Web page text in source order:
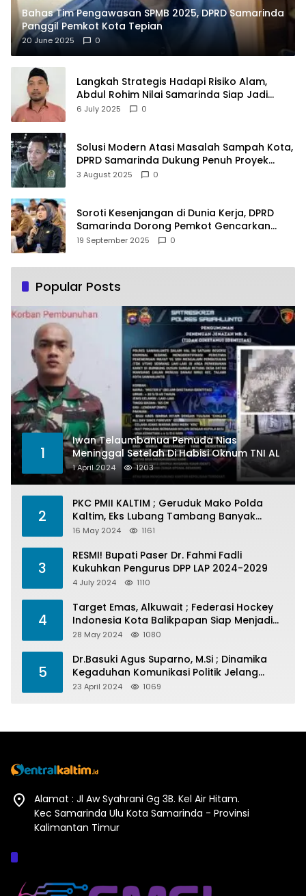
Bahas Tim Pengawasan SPMB 2025, DPRD Samarinda
Panggil Pemkot Kota Tepian
20 June 2025 0
Langkah Strategis Hadapi Risiko Alam,
Abdul Rohim Nilai Samarinda Siap Jadi
Pusat Logistik Bencana Kalimantan
6 July 2025 0
Solusi Modern Atasi Masalah Sampah Kota,
DPRD Samarinda Dukung Penuh Proyek
PLTSA
3 August 2025 0
Soroti Kesenjangan di Dunia Kerja, DPRD
Samarinda Dorong Pemkot Gencarkan
Pemberdayaan Perempuan
19 September 2025 0
Popular Posts
1
Iwan Telaumbanua Pemuda Nias
Meninggal Setelah Di Habisi Oknum TNI AL
1 April 2024 1203
2
PKC PMII KALTIM ; Geruduk Mako Polda
Kaltim, Eks Lubang Tambang Banyak
Menelan Korban
16 May 2024 1161
3
RESMI! Bupati Paser Dr. Fahmi Fadli
Kukuhkan Pengurus DPP LAP 2024-2029
4 July 2024 1110
4
Target Emas, Alkuwait ; Federasi Hockey
Indonesia Kota Balikpapan Siap Menjadi
Barometer Prestasi Di Kaltim
28 May 2024 1080
5
Dr.Basuki Agus Suparno, M.Si ; Dinamika
Kegaduhan Komunikasi Politik Jelang
Pesta Politik 2024
23 April 2024 1069
Alamat : Jl Aw Syahrani Gg 3B. Kel Air Hitam.
Kec Samarinda Ulu Kota Samarinda - Provinsi
Kalimantan Timur